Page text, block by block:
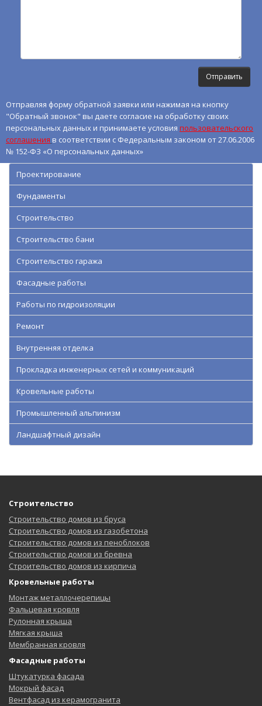
Отправляя форму обратной заявки или нажимая на кнопку
"Обратный звонок" вы даете согласие на обработку своих
персональных данных и принимаете условия пользовательского
соглашения в соответствии с Федеральным законом от 27.06.2006
№ 152-ФЗ «О персональных данных»
Проектирование
Фундаменты
Строительство
Строительство бани
Строительство гаража
Фасадные работы
Работы по гидроизоляции
Ремонт
Внутренняя отделка
Прокладка инженерных сетей и коммуникаций
Кровельные работы
Промышленный альпинизм
Ландшафтный дизайн
Строительство
Строительство домов из бруса
Строительство домов из газобетона
Строительство домов из пеноблоков
Строительство домов из бревна
Строительство домов из кирпича
Кровельные работы
Монтаж металлочерепицы
Фальцевая кровля
Рулонная крыша
Мягкая крыша
Мембранная кровля
Фасадные работы
Штукатурка фасада
Мокрый фасад
Вентфасад из керамогранита